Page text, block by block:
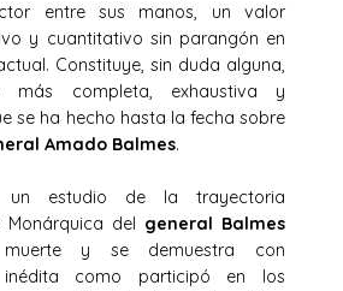
entre sus manos, un valor
y cuantitativo sin parangón en
Constituye, sin duda alguna,
más completa, exhaustiva y
se ha hecho hasta la fecha sobre
Amado Balmes.
estudio de la trayectoria
Monárquica del general Balmes
y se demuestra con
inédita como participó en los